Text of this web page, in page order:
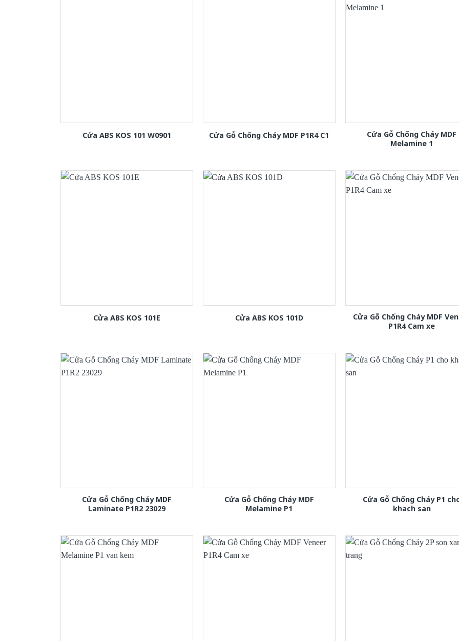
Cửa ABS KOS 101 W0901 Cửa Gỗ Chống Cháy MDF P1R4 C1
Cửa Gỗ Chống Cháy MDF
Melamine 1
Cửa ABS KOS 101E Cửa ABS KOS 101D
Cửa Gỗ Chống Cháy MDF
P1R4 Cam xe
Cửa Gỗ Chống Cháy MDF
Laminate P1R2 23029
Cửa Gỗ Chống Cháy MDF
Melamine P1
Cửa Gỗ Chống Cháy P1
khach san